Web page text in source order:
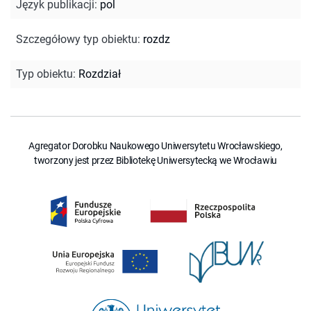
Język publikacji: pol
Szczegółowy typ obiektu: rozdz
Typ obiektu: Rozdział
Agregator Dorobku Naukowego Uniwersytetu Wrocławskiego,
tworzony jest przez Bibliotekę Uniwersytecką we Wrocławiu